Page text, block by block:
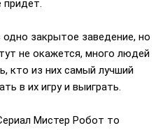
придет.
закрытое заведение, но
не окажется, много людей
кто из них самый лучший
в их игру и выиграть.
Мистер Робот то